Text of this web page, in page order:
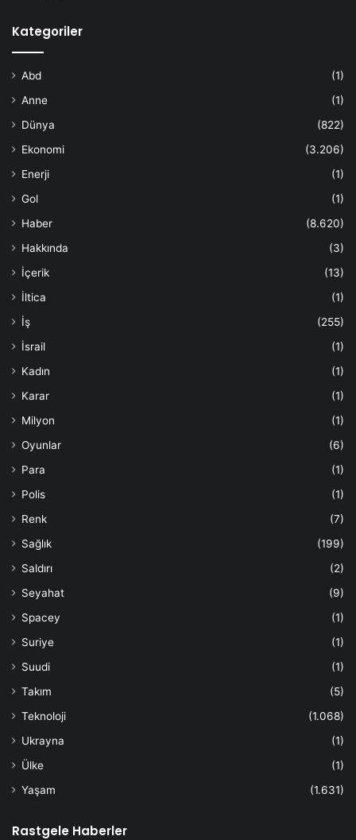
Kategoriler
Abd
(1)
Anne
(1)
Dünya
(822)
Ekonomi
(3.206)
Enerji
(1)
Gol
(1)
Haber
(8.620)
Hakkında
(3)
İçerik
(13)
İltica
(1)
İş
(255)
İsrail
(1)
Kadın
(1)
Karar
(1)
Milyon
(1)
Oyunlar
(6)
Para
(1)
Polis
(1)
Renk
(7)
Sağlık
(199)
Saldırı
(2)
Seyahat
(9)
Spacey
(1)
Suriye
(1)
Suudi
(1)
Takım
(5)
Teknoloji
(1.068)
Ukrayna
(1)
Ülke
(1)
Yaşam
(1.631)
Rastgele Haberler